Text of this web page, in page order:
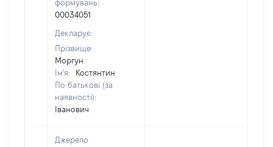
формувань:
00034051
Декларує:
Прізвище:
Моргун
Ім'я:
Костянтин
По батькові (за
наявності):
Іванович
Джерело